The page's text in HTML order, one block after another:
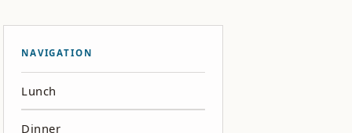
NAVIGATION
Lunch
Dinner